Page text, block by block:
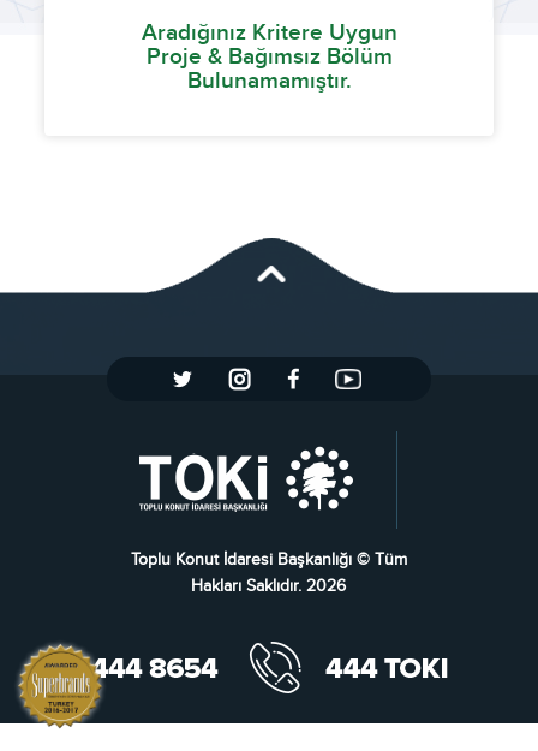
Aradığınız Kritere Uygun
Proje & Bağımsız Bölüm
Bulunamamıştır.
Toplu Konut İdaresi Başkanlığı © Tüm
Hakları Saklıdır. 2026